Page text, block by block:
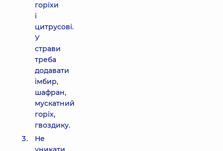
горіхи
і
цитрусові.
У
страви
треба
додавати
імбир,
шафран,
мускатний
горіх,
гвоздику.
Не